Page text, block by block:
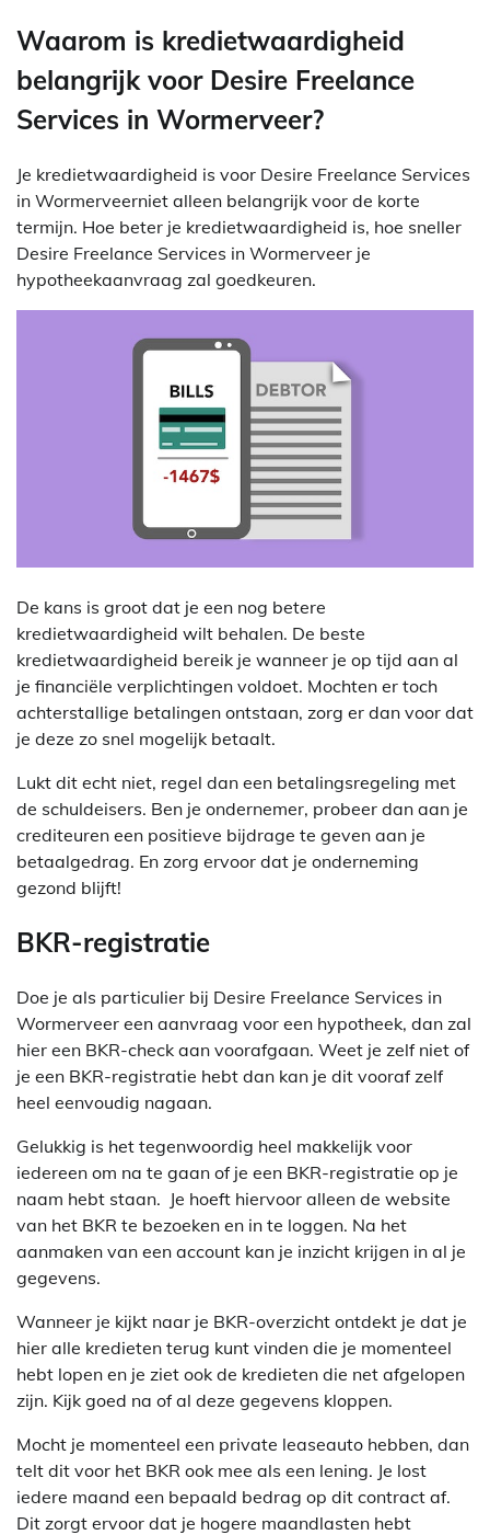
Waarom is kredietwaardigheid
belangrijk voor Desire Freelance
Services in Wormerveer?
Je kredietwaardigheid is voor Desire Freelance Services
in Wormerveerniet alleen belangrijk voor de korte
termijn. Hoe beter je kredietwaardigheid is, hoe sneller
Desire Freelance Services in Wormerveer je
hypotheekaanvraag zal goedkeuren.
De kans is groot dat je een nog betere
kredietwaardigheid wilt behalen. De beste
kredietwaardigheid bereik je wanneer je op tijd aan al
je financiële verplichtingen voldoet. Mochten er toch
achterstallige betalingen ontstaan, zorg er dan voor dat
je deze zo snel mogelijk betaalt.
Lukt dit echt niet, regel dan een betalingsregeling met
de schuldeisers. Ben je ondernemer, probeer dan aan je
crediteuren een positieve bijdrage te geven aan je
betaalgedrag. En zorg ervoor dat je onderneming
gezond blijft!
BKR-registratie
Doe je als particulier bij Desire Freelance Services in
Wormerveer een aanvraag voor een hypotheek, dan zal
hier een BKR-check aan voorafgaan. Weet je zelf niet of
je een BKR-registratie hebt dan kan je dit vooraf zelf
heel eenvoudig nagaan.
Gelukkig is het tegenwoordig heel makkelijk voor
iedereen om na te gaan of je een BKR-registratie op je
naam hebt staan. Je hoeft hiervoor alleen de website
van het BKR te bezoeken en in te loggen. Na het
aanmaken van een account kan je inzicht krijgen in al je
gegevens.
Wanneer je kijkt naar je BKR-overzicht ontdekt je dat je
hier alle kredieten terug kunt vinden die je momenteel
hebt lopen en je ziet ook de kredieten die net afgelopen
zijn. Kijk goed na of al deze gegevens kloppen.
Mocht je momenteel een private leaseauto hebben, dan
telt dit voor het BKR ook mee als een lening. Je lost
iedere maand een bepaald bedrag op dit contract af.
Dit zorgt ervoor dat je hogere maandlasten hebt